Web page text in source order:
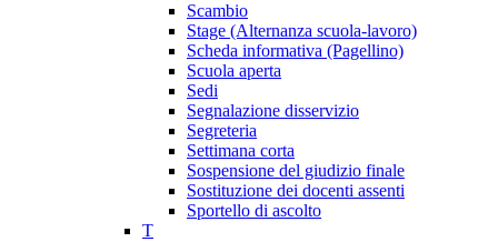
Scambio
Stage (Alternanza scuola-lavoro)
Scheda informativa (Pagellino)
Scuola aperta
Sedi
Segnalazione disservizio
Segreteria
Settimana corta
Sospensione del giudizio finale
Sostituzione dei docenti assenti
Sportello di ascolto
T